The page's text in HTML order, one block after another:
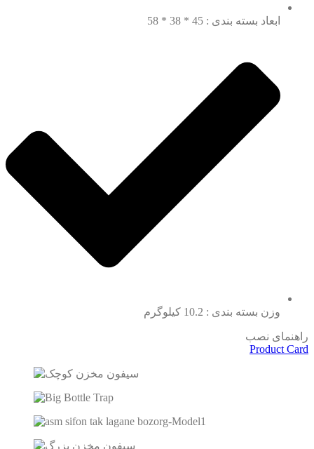
ابعاد بسته بندی : 45 * 38 * 58
وزن بسته بندی : 10.2 کیلوگرم
راهنمای نصب
Product Card